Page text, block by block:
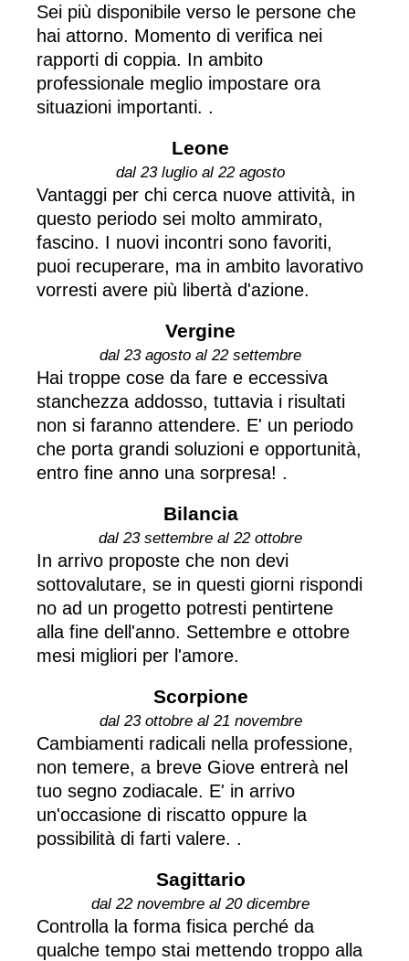
Sei più disponibile verso le persone che
hai attorno. Momento di verifica nei
rapporti di coppia. In ambito
professionale meglio impostare ora
situazioni importanti. .
Leone
dal 23 luglio al 22 agosto
Vantaggi per chi cerca nuove attività, in
questo periodo sei molto ammirato,
fascino. I nuovi incontri sono favoriti,
puoi recuperare, ma in ambito lavorativo
vorresti avere più libertà d'azione.
Vergine
dal 23 agosto al 22 settembre
Hai troppe cose da fare e eccessiva
stanchezza addosso, tuttavia i risultati
non si faranno attendere. E' un periodo
che porta grandi soluzioni e opportunità,
entro fine anno una sorpresa! .
Bilancia
dal 23 settembre al 22 ottobre
In arrivo proposte che non devi
sottovalutare, se in questi giorni rispondi
no ad un progetto potresti pentirtene
alla fine dell'anno. Settembre e ottobre
mesi migliori per l'amore.
Scorpione
dal 23 ottobre al 21 novembre
Cambiamenti radicali nella professione,
non temere, a breve Giove entrerà nel
tuo segno zodiacale. E' in arrivo
un'occasione di riscatto oppure la
possibilità di farti valere. .
Sagittario
dal 22 novembre al 20 dicembre
Controlla la forma fisica perché da
qualche tempo stai mettendo troppo alla